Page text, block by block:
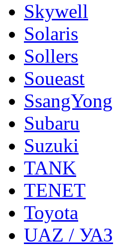
Skywell
Solaris
Sollers
Soueast
SsangYong
Subaru
Suzuki
TANK
TENET
Toyota
UAZ / УАЗ